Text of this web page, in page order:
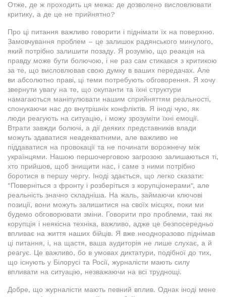
Отже, де ж проходить ця межа: де дозволено висловлювати
критику, а де це не прийнятно?
Про ці питання важливо говорити і піднімати їх на поверхню.
Замовчування проблем – це залишок радянського минулого,
який потрібно залишити позаду. Я розумію, що реакція на
правду може бути болючою, і не раз сам стикався з критикою
за те, що висловлював свою думку в ваших передачах. Але
ви абсолютно праві, ці теми потребують обговорення. Я хочу
звернути увагу на те, що окупанти та їхні структури
намагаються маніпулювати нашим сприйняттям реальності,
спонукаючи нас до внутрішніх конфліктів. Я іноді чую, як
люди реагують на ситуацію, і можу зрозуміти їхні емоції.
Втрати завжди болючі, а дії деяких представників влади
можуть здаватися неадекватними, але важливо не
піддаватися на провокації та не починати ворожнечу між
українцями. Нашою першочерговою загрозою залишаються ті,
хто прийшов, щоб знищити нас, і саме з ними потрібно
боротися в першу чергу. Іноді здається, що легко сказати:
"Поверніться з фронту і розберіться з корупціонерами", але
реальність значно складніша. На жаль, займаючи ключові
позиції, вони можуть залишитися на своїх місцях, поки ми
будемо обговорювати зміни. Говорити про проблеми, такі як
корупція і неякісна техніка, важливо, адже це безпосередньо
впливає на життя наших бійців. Я вже неодноразово піднімав
ці питання, і, на щастя, ваша аудиторія не лише слухає, а й
реагує. Це важливо, бо в умовах диктатури, подібної до тих,
що існують у Білорусі та Росії, журналісти мають силу
впливати на ситуацію, незважаючи на всі труднощі.
Добре, що журналісти мають певний вплив. Однак іноді мене